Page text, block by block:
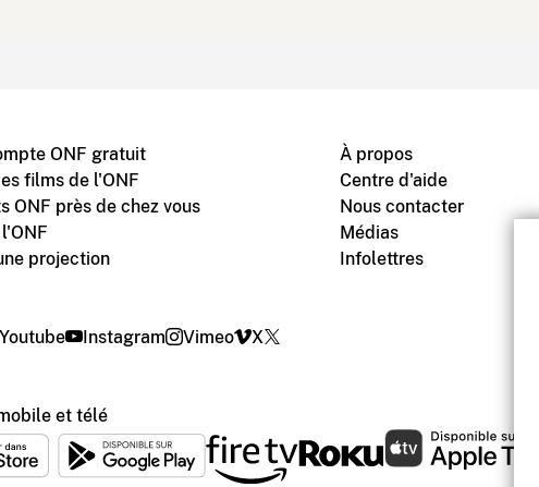
ONF gratuit
films de l'ONF
ONF près de chez vous
projection
À propos
Centre d'aide
Nous contacter
Médias
Infolettres
Youtube Instagram Vimeo X
et télé